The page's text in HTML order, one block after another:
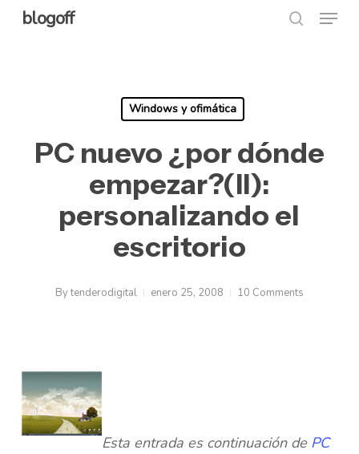
Skipblogoff Menu
Windows y ofimática
PC nuevo ¿por dónde
empezar?(II):
personalizando el
escritorio
Bytenderodigital enero 25, 2008 10 Comments
Esta entrada es continuación de PC